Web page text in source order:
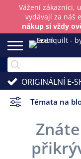
Vážení zákazníci,
vydávají za náš
nákup si vždy
ORIGINÁLNÍ E-
Témata na